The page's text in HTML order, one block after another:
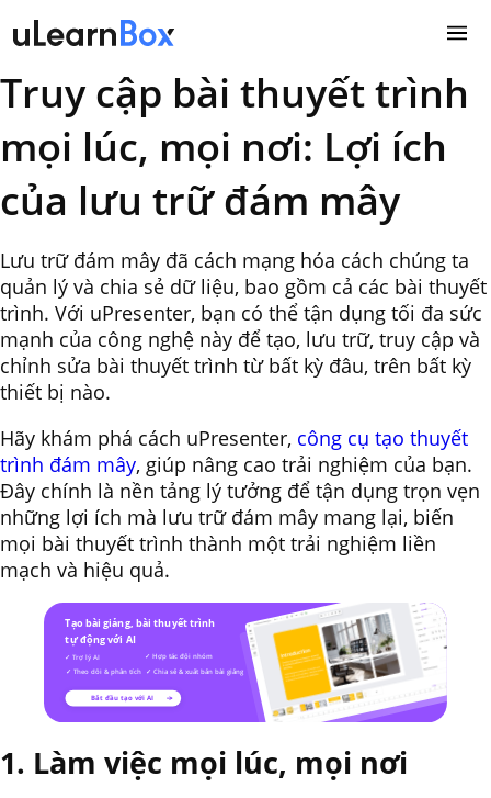
to
Truy cập bài thuyết trình
mọi lúc, mọi nơi: Lợi ích
của lưu trữ đám mây
Lưu trữ đám mây đã cách mạng hóa cách chúng ta
quản lý và chia sẻ dữ liệu, bao gồm cả các bài thuyết
trình. Với uPresenter, bạn có thể tận dụng tối đa sức
mạnh của công nghệ này để tạo, lưu trữ, truy cập và
chỉnh sửa bài thuyết trình từ bất kỳ đâu, trên bất kỳ
thiết bị nào.
Hãy khám phá cách uPresenter, công cụ tạo thuyết
trình đám mây, giúp nâng cao trải nghiệm của bạn.
Đây chính là nền tảng lý tưởng để tận dụng trọn vẹn
những lợi ích mà lưu trữ đám mây mang lại, biến
mọi bài thuyết trình thành một trải nghiệm liền
mạch và hiệu quả.
1. Làm việc mọi lúc, mọi nơi